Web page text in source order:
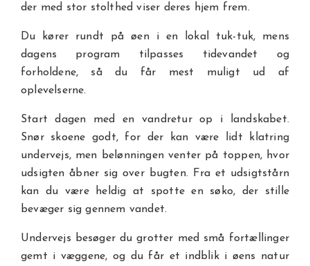
der med stor stolthed viser deres hjem frem.
Du kører rundt på øen i en lokal tuk-tuk, mens
dagens program tilpasses tidevandet og
forholdene, så du får mest muligt ud af
oplevelserne.
Start dagen med en vandretur op i landskabet.
Snør skoene godt, for der kan være lidt klatring
undervejs, men belønningen venter på toppen, hvor
udsigten åbner sig over bugten. Fra et udsigtstårn
kan du være heldig at spotte en søko, der stille
bevæger sig gennem vandet.
Undervejs besøger du grotter med små fortællinger
gemt i væggene, og du får et indblik i øens natur